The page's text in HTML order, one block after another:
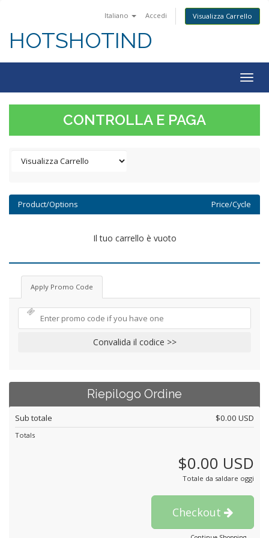
Italiano Accedi Visualizza Carrello
HOTSHOTIND
CONTROLLA E PAGA
Product/Options Price/Cycle
Il tuo carrello è vuoto
Apply Promo Code
Convalida il codice >>
Riepilogo Ordine
Sub totale $0.00 USD
Totals
$0.00 USD
Totale da saldare oggi
Checkout